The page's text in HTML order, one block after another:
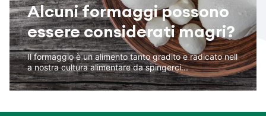
Alcuni formaggi possono
essere considerati magri?
Il formaggio è un alimento tanto gradito e radicato nell
a nostra cultura alimentare da spingerci...